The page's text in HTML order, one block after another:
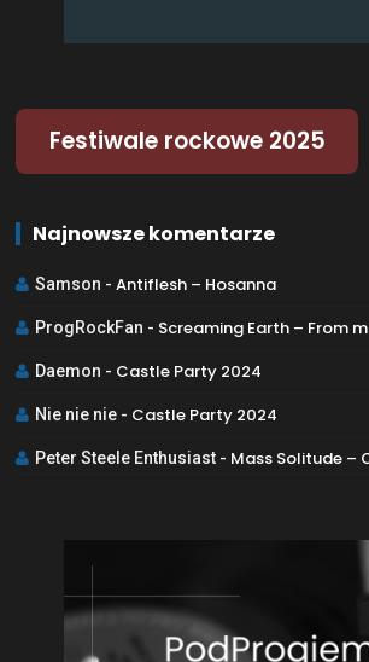
Festiwale rockowe 2025
Najnowsze komentarze
Samson - Antiflesh – Hosanna
ProgRockFan - Screaming Earth – From
Daemon - Castle Party 2024
Nie nie nie - Castle Party 2024
Peter Steele Enthusiast - Mass Solitude –